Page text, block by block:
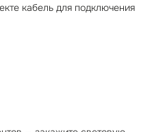
кабель для подключения